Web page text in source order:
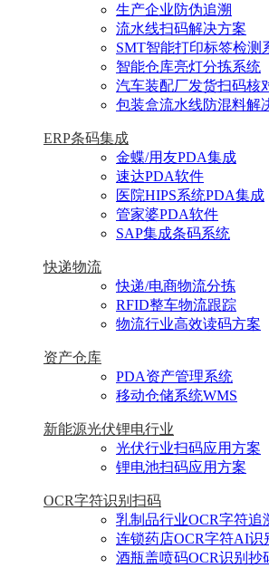
生产企业防伪追溯
流水线扫码解决方案
SMT智能打印标签检测
智能仓库亮灯分拣系统
汽车装配厂发货扫码核
包装盒流水线防混料解
ERP条码集成
金蝶/用友PDA集成
速达PDA软件
医院HIPS系统PDA集成
管家婆PDA软件
SAP集成条码系统
快递物流
快递/电商物流分拣
RFID整车物流跟踪
物流行业高效读码方案
资产仓库
PDA资产管理系统
移动仓储系统WMS
新能源光伏锂电行业
光伏行业扫码应用方案
锂电池扫码应用方案
OCR字符识别扫码
乳制品行业OCR字符追
连锁药店OCR字符AI识
酒瓶盖喷码OCR识别抄